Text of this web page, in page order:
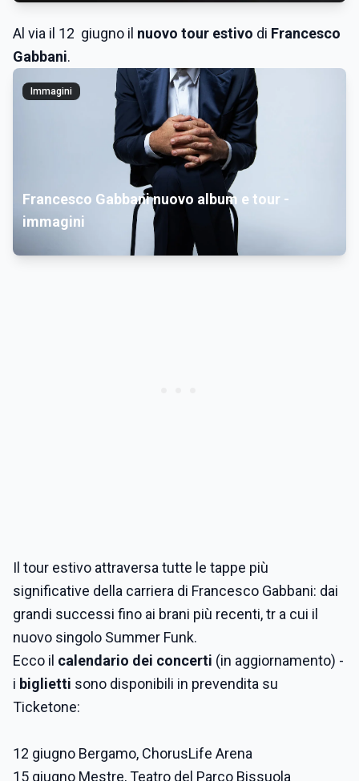
Al via il 12 giugno il nuovo tour estivo di Francesco
Gabbani.
Immagini
Francesco Gabbani nuovo album e tour -
immagini
Il tour estivo attraversa tutte le tappe più
significative della carriera di Francesco Gabbani: dai
grandi successi fino ai brani più recenti, tr a cui il
nuovo singolo Summer Funk.
Ecco il calendario dei concerti (in aggiornamento) -
i biglietti sono disponibili in prevendita su
Ticketone:
12 giugno Bergamo, ChorusLife Arena
15 giugno Mestre, Teatro del Parco Bissuola